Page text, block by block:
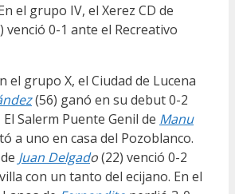
el grupo IV, el Xerez CD de
venció 0-1 ante el Recreativo
el grupo X, el Ciudad de Lucena
(56) ganó en su debut 0-2
Salerm Puente Genil de Manu
a uno en casa del Pozoblanco.
Juan Delgado(22) venció 0-2
con un tanto del ecijano. En el